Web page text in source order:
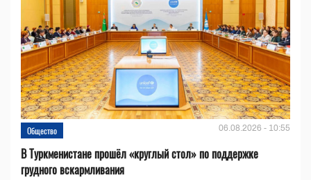
Общество 06.08.2026 - 10:55
В Туркменистане прошёл «круглый стол» по поддержке
грудного вскармливания